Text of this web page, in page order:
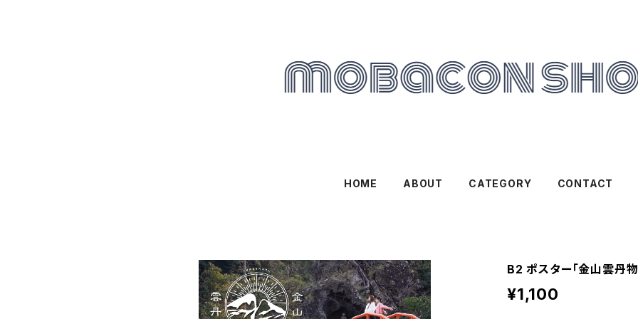
HOME ABOUT CATEGORY CONTACT
B2 ポスター「金山雲丹物
¥1,100